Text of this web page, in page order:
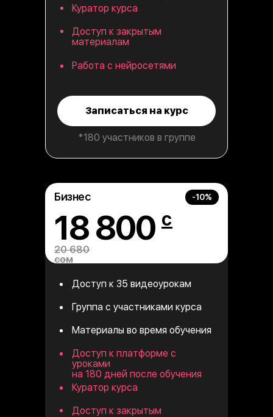
Записаться на курс
18 800
Доступ к 35 видеоурокам
с
Бизнес
20 680
сом
-10%
Группа с участниками курса
Материалы во время обучения
Доступ к платформе с
уроками
на 180 дней после обучения
Куратор курса
Куратор курса
Доступ к закрытым
материалам
Работа с нейросетями
*180 участников в группе
Доступ к закрытым
9900 ₸
Стандарт
35 000 ₸
-70%